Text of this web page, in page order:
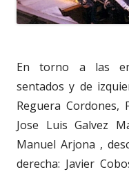
En torno a las
sentados y de
Reguera Cordones,
Jose Luis Galvez
Manuel Arjona ,
derecha: Javier